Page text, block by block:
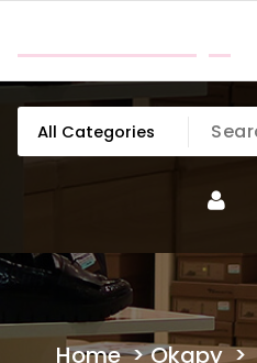
content
Home>Okapy>